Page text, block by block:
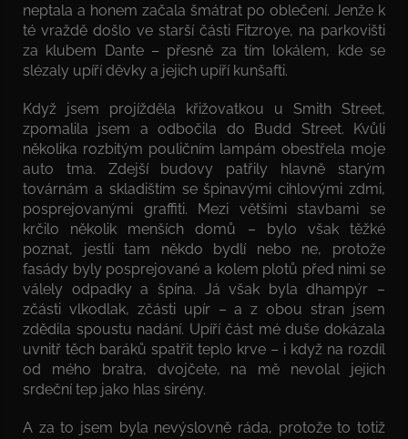
neptala a honem začala šmátrat po oblečení. Jenže k
té vraždě došlo ve starší části Fitzroye, na parkovišti
za klubem Dante – přesně za tím lokálem, kde se
slézaly upíří děvky a jejich upíří kunšafti.
Když jsem projížděla křižovatkou u Smith Street,
zpomalila jsem a odbočila do Budd Street. Kvůli
několika rozbitým pouličním lampám obestřela moje
auto tma. Zdejší budovy patřily hlavně starým
továrnám a skladištím se špinavými cihlovými zdmi,
posprejovanými graffiti. Mezi většími stavbami se
krčilo několik menších domů – bylo však těžké
poznat, jestli tam někdo bydlí nebo ne, protože
fasády byly posprejované a kolem plotů před nimi se
válely odpadky a špína. Já však byla dhampýr –
zčásti vlkodlak, zčásti upír – a z obou stran jsem
zdědila spoustu nadání. Upíří část mé duše dokázala
uvnitř těch baráků spatřit teplo krve – i když na rozdíl
od mého bratra, dvojčete, na mě nevolal jejich
srdeční tep jako hlas sirény.
A za to jsem byla nevýslovně ráda, protože to totiž